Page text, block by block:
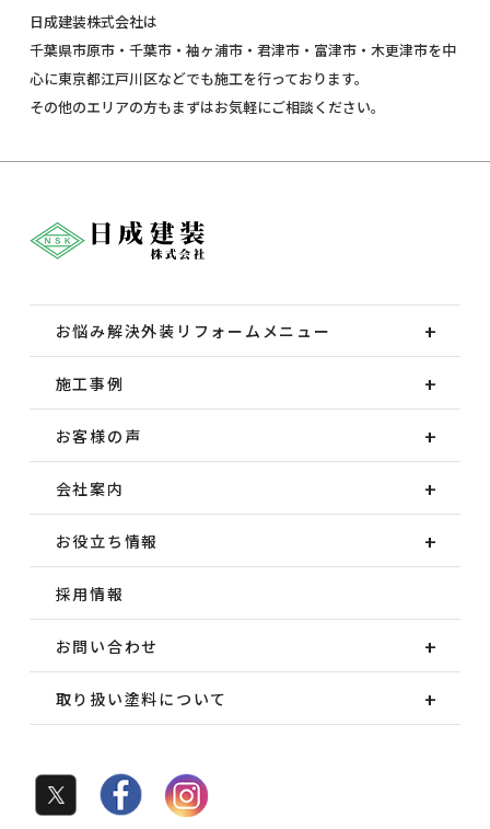
日成建装株式会社は
千葉県市原市・千葉市・袖ヶ浦市・君津市・富津市・木更津市を中
心に東京都江戸川区などでも施工を行っております。
その他のエリアの方もまずはお気軽にご相談ください。
お悩み解決外装 リフォームメニュー
施工事例
お客様の声
会社案内
お役立ち情報
採用情報
お問い合わせ
取り扱い塗料について